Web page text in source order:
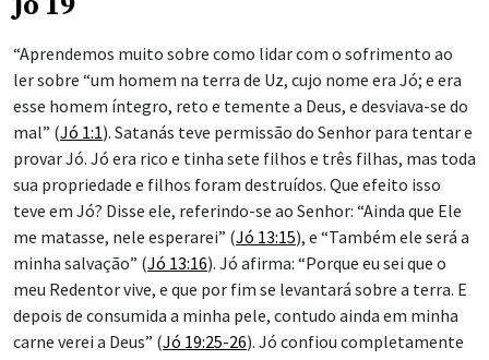
“Aprendemos muito sobre como lidar com o sofrimento ao
ler sobre “um homem na terra de Uz, cujo nome era Jó; e era
esse homem íntegro, reto e temente a Deus, e desviava-se do
mal” (Jó 1:1). Satanás teve permissão do Senhor para tentar e
provar Jó. Jó era rico e tinha sete filhos e três filhas, mas toda
sua propriedade e filhos foram destruídos. Que efeito isso
teve em Jó? Disse ele, referindo-se ao Senhor: “Ainda que Ele
me matasse, nele esperarei” (Jó 13:15), e “Também ele será a
minha salvação” (Jó 13:16). Jó afirma: “Porque eu sei que o
meu Redentor vive, e que por fim se levantará sobre a terra. E
depois de consumida a minha pele, contudo ainda em minha
carne verei a Deus” (Jó 19:25-26). Jó confiou completamente